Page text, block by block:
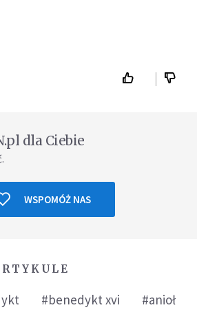
dla Ciebie
WSPOMÓŻ NAS
#benedykt xvi
#anioł